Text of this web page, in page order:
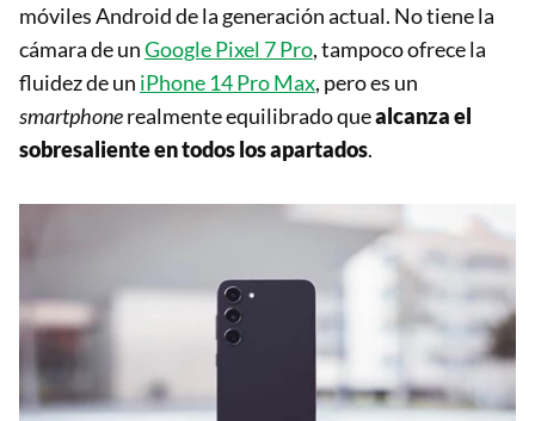
móviles Android de la generación actual. No tiene la
cámara de unGoogle Pixel 7 Pro, tampoco ofrece la
fluidez de un iPhone 14 Pro Max, pero es un
smartphonerealmente equilibrado quealcanza el
sobresaliente en todos los apartados.